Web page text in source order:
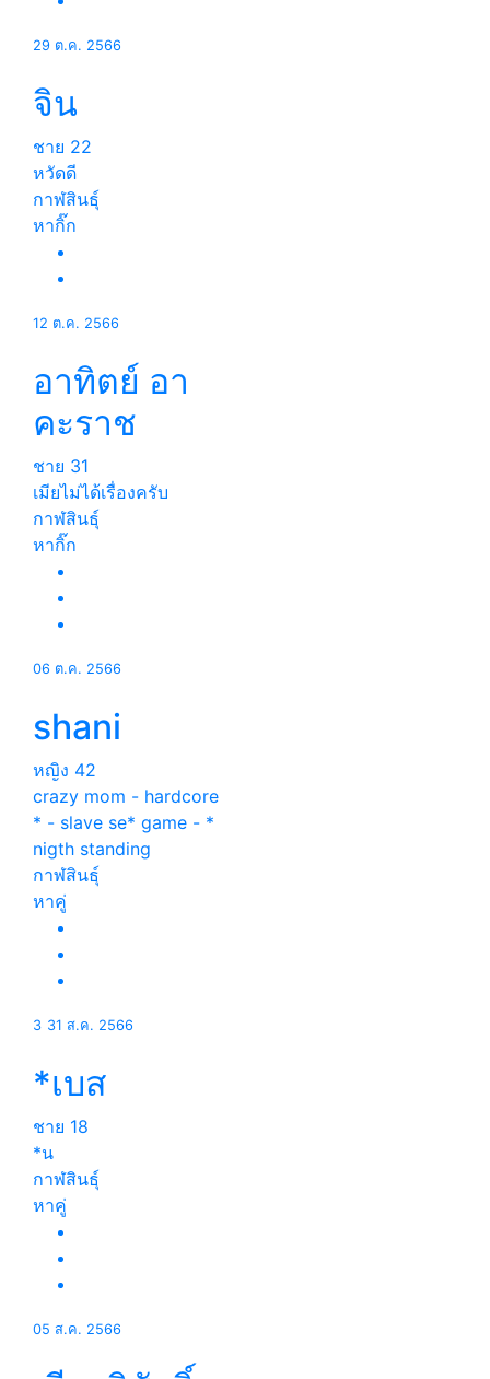
29 ต.ค. 2566
จิน
ชาย 22
หวัดดี
กาฬสินธุ์
หากิ๊ก
12 ต.ค. 2566
อาทิตย์ อา
คะราช
ชาย 31
เมียไม่ได้เรื่องครับ
กาฬสินธุ์
หากิ๊ก
06 ต.ค. 2566
shani
หญิง 42
crazy mom - hardcore
* - slave se* game - *
nigth standing
กาฬสินธุ์
หาคู่
3 31 ส.ค. 2566
*เบส
ชาย 18
*น
กาฬสินธุ์
หาคู่
05 ส.ค. 2566